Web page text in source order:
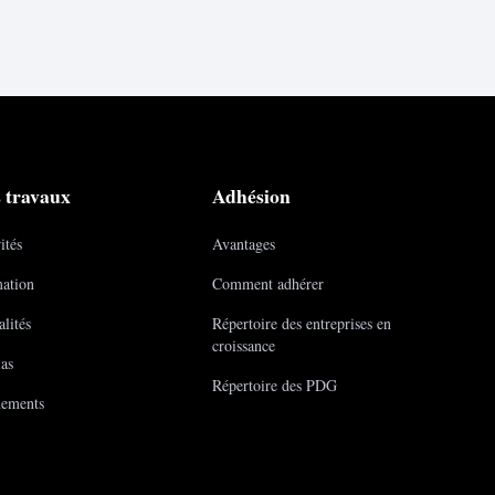
travaux Adhésion
Avantages
Comment adhérer
Répertoire des entreprises en
croissance
Répertoire des PDG